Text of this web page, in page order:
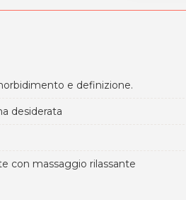
e definizione.
desiderata
con massaggio rilassante